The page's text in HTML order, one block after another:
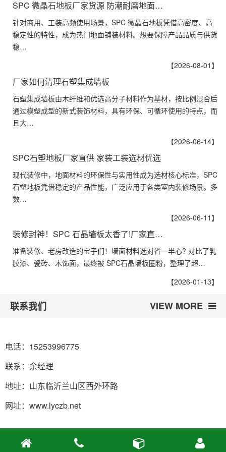
SPC 微晶石地板厂家货源 防潮耐磨地面…
针对商用、工装高频使用场景，SPC 微晶石地板凭借高密度、高
稳定性的特性，成为热门地面铺装材料。想要保障产品品质与供货
稳…
【2026-08-01】
厂家如何清理石塑集成墙板
石塑集成墙板由木纤维和优选高分子材料作为基材，按比例混合后
通过模塑成型的新式装饰材料，具有环保、可循环使用的特点，而
且大…
【2026-06-14】
SPC石塑地板厂家直供 家装工装选材优选
现代装修中，地面材料的环保性与实用性成为选材核心标准，SPC
石塑地板凭借稳定的产品性能，广泛应用于各类室内装修场景。多
数…
【2026-06-11】
装修封神！SPC 石晶墙板太香了!厂家直…
准备装修、老房改造的宝子们！墙面材料选对省一半心? 对比了乳
胶漆、瓷砖、木饰面，最终被 SPC石晶墙板圈粉，整理了超…
【2026-01-13】
联系我们 VIEW MORE
电话：15253996775
联系：余经理
地址：山东临沂兰山区西外环路
网址：www.lyczb.net